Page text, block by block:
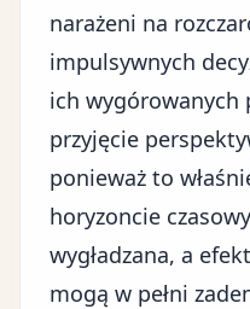
narażeni na
impulsywnych
ich wygórowanych
przyjęcie
ponieważ to
horyzoncie
wygładzana, a
mogą w pełni